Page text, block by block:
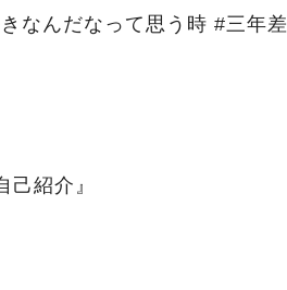
なんだなって思う時 #三年差
己紹介』